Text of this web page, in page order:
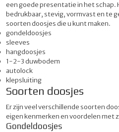
een goede presentatie in het
bedrukbaar, stevig, vormvast en te
soorten doosjes die u kunt maken.
gondeldoosjes
sleeves
hangdoosjes
1-2-3 duwbodem
autolock
klepsluiting
Soorten doosjes
Er zijn veel verschillende soorten
eigen kenmerken en voordelen met
Gondeldoosjes